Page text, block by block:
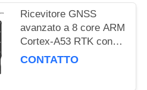
Ricevitore GNSS
avanzato a 8 core ARM
Cortex-A53 RTK con
51 tasti e 1 chiave
CONTATTO